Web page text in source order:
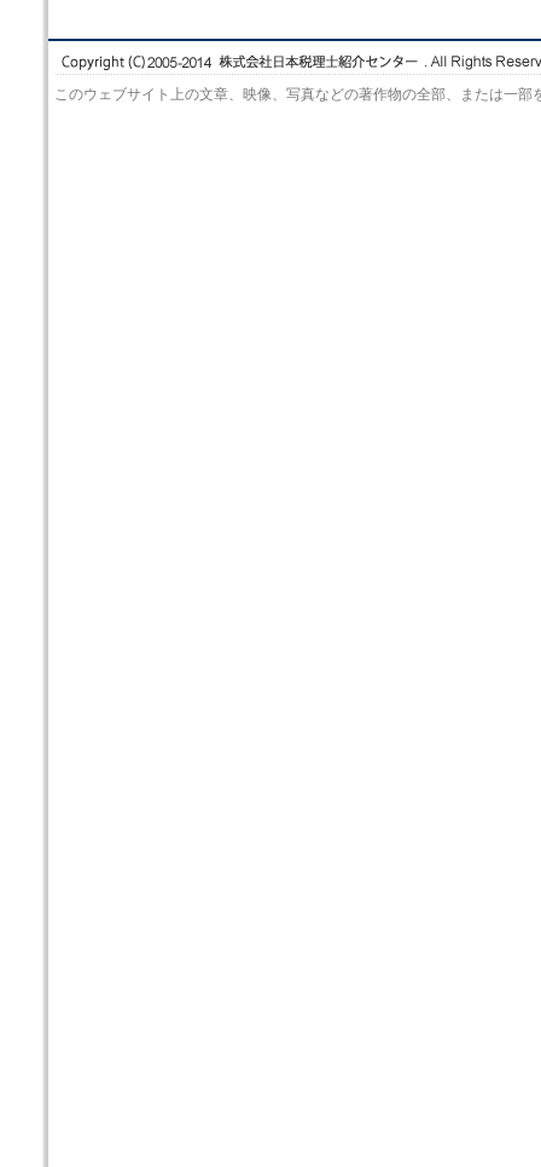
このウェブサイト上の文章、映像、写真などの著作物の全部、または一